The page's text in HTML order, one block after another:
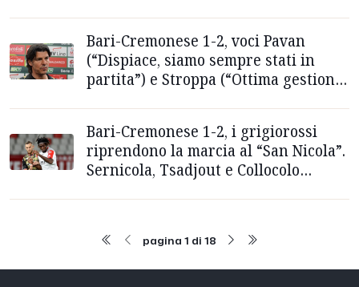
Bari-Cremonese 1-2, voci Pavan
(“Dispiace, siamo sempre stati in
partita”) e Stroppa (“Ottima gestione
Bari-Cremonese 1-2, i grigiorossi
riprendono la marcia al “San Nicola”.
Sernicola, Tsadjout e Collocolo
pagina 1 di 18